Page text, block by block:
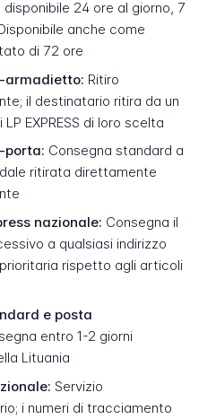
24 ore al giorno, 7
anche come
di 72 ore
armadietto: Ritiro
il destinatario ritira da un
EXPRESS di loro scelta
porta: Consegna standard a
ritirata direttamente
nazionale: Consegna il
a qualsiasi indirizzo
rispetto agli articoli
e posta
entro 1-2 giorni
Lituania
Servizio
i numeri di tracciamento